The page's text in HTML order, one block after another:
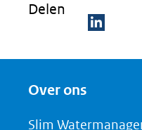
Delen
Over ons
Slim